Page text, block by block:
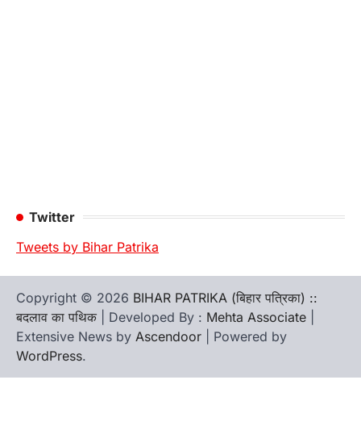
Twitter
Tweets by Bihar Patrika
Copyright © 2026 BIHAR PATRIKA (बिहार पत्रिका) ::
बदलाव का पथिक | Developed By : Mehta Associate
Extensive News by Ascendoor | Powered by
WordPress.